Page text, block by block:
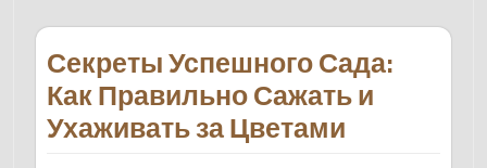
Секреты Успешного Сада:
Как Правильно Сажать и
Ухаживать за Цветами